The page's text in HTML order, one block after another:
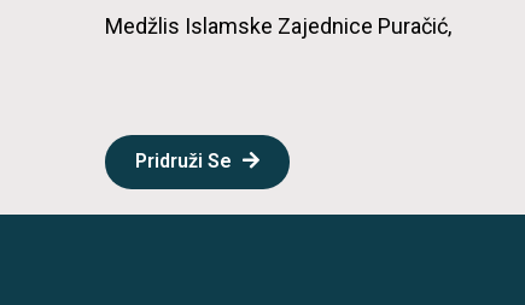
Medžlis Islamske Zajednice Puračić,
Pridruži Se